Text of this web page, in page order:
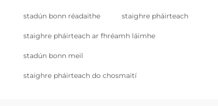
stadún bonn réadaithe staighre pháirteach
staighre pháirteach ar fhréamh láimhe
stadún bonn meil
staighre pháirteach do chosmaití